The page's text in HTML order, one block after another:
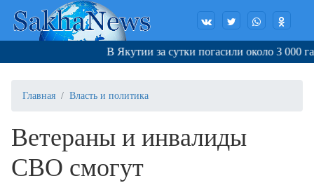
В Якутии за сутки погасили около 3 000 га
Главная Власть и политика
Ветераны и инвалиды
СВО смогут